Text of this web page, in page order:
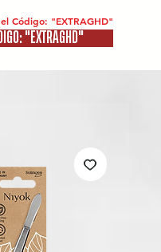
Código: "EXTRAGHD"
"EXTRAGHD"